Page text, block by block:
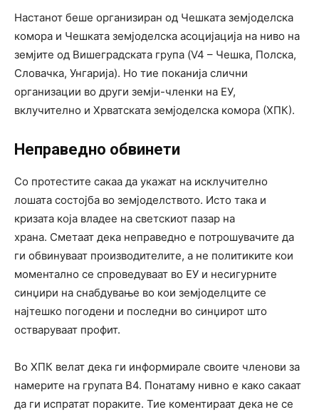
Настанот беше организиран од Чешката земјоделска
комора и Чешката земјоделска асоцијација на ниво на
земјите од Вишеградската група (V4 – Чешка, Полска,
Словачка, Унгарија). Но тие поканија слични
организации во други земји-членки на ЕУ,
вклучително и Хрватската земјоделска комора (ХПК).
Неправедно обвинети
Со протестите сакаа да укажат на исклучително
лошата состојба во земјоделството. Исто така и
кризата која владее на светскиот пазар на
храна. Сметаат дека неправедно е потрошувачите да
ги обвинуваат производителите, а не политиките кои
моментално се спроведуваат во ЕУ и несигурните
синџири на снабдување во кои земјоделците се
најтешко погодени и последни во синџирот што
остваруваат профит.
Во ХПК велат дека ги информирале своите членови за
намерите на групата В4. Понатаму нивно е како сакаат
да ги испратат пораките. Тие коментираат дека не се